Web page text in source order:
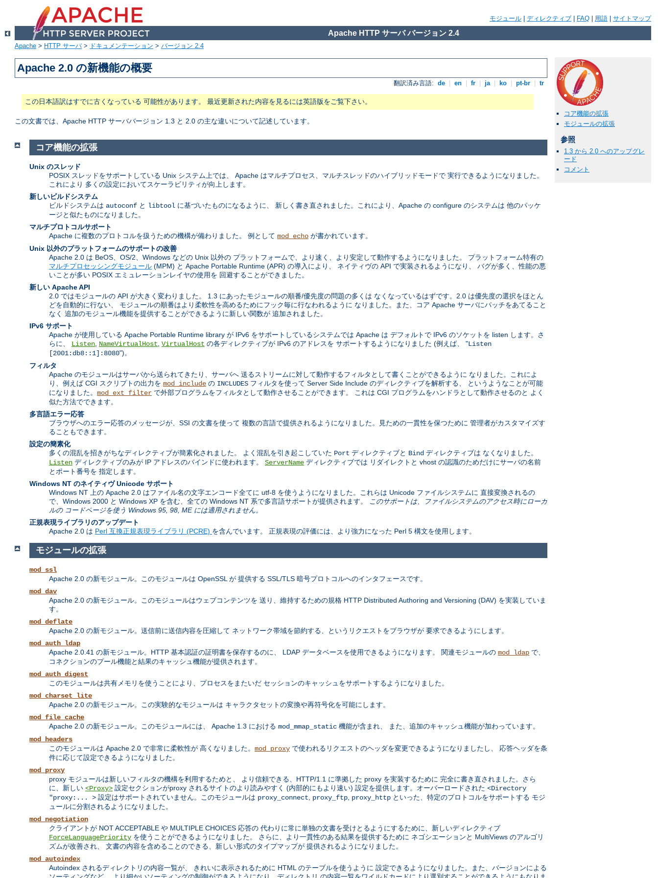
モジュール ディレクティブ FAQ 用語 サイトマップ
Apache HTTP サーバ バージョン 2.4
Apache > HTTP サーバ> ドキュメンテーション > バージョン 2.4
Apache 2.0 の新機能の概要
翻訳済み言語: de en fr ja ko pt-br tr
この日本語訳はすでに古くなっている 可能性があります。 最近更新された内容を見るには英語版をご覧下さい。
この文書では、Apache HTTP サーババージョン 1.3 と 2.0 の主な違いについて記述しています。
コア機能の拡張
モジュールの拡張
参照
1.3 から 2.0 へのアップグレ
ード
コメント
コア機能の拡張
Unix のスレッド
POSIX スレッドをサポートしている Unix システム上では、 Apache はマルチプロセス、マルチスレッドのハイブリッドモードで 実行できるようになりました。
これにより 多くの設定においてスケーラビリティが向上します。
新しいビルドシステム
ビルドシステムは autoconf と libtool に基づいたものになるように、 新しく書き直されました。これにより、Apache の configure のシステムは 他のパッケ
ージと似たものになりました。
マルチプロトコルサポート
Apache に複数のプロトコルを扱うための機構が備わりました。 例として mod_echo が書かれています。
Unix 以外のプラットフォームのサポートの改善
Apache 2.0 は BeOS、OS/2、Windows などの Unix 以外の プラットフォームで、より速く、より安定して動作するようになりました。 プラットフォーム特有の
マルチプロセッシングモジュール (MPM) と Apache Portable Runtime (APR) の導入により、 ネイティヴの API で実装されるようになり、 バグが多く、性能の悪
いことが多い POSIX エミュレーションレイヤの使用を 回避することができました。
新しい Apache API
2.0 ではモジュールの API が大きく変わりました。 1.3 にあったモジュールの順番/優先度の問題の多くは なくなっているはずです。2.0 は優先度の選択をほとん
どを自動的に行ない、 モジュールの順番はより柔軟性を高めるためにフック毎に行なわれるように なりました。また、コア Apache サーバにパッチをあてること
なく 追加のモジュール機能を提供することができるように新しい関数が 追加されました。
IPv6 サポート
Apache が使用している Apache Portable Runtime library が IPv6 をサポートしているシステムでは Apache は デフォルトで IPv6 のソケットを listen します。さ
らに、 Listen NameVirtualHost VirtualHost の各ディレクティブが IPv6 のアドレスを サポートするようになりました (例えば、 "Listen
[2001:db8::1]:8080")。
フィルタ
Apache のモジュールはサーバから送られてきたり、サーバへ 送るストリームに対して動作するフィルタとして書くことができるように なりました。これによ
り、例えば CGI スクリプトの出力を mod_include の INCLUDES フィルタを使って Server Side Include のディレクティブを解析する、 というようなことが可能
になりました。 mod_ext_filter で外部プログラムをフィルタとして動作させることができます。 これは CGI プログラムをハンドラとして動作させるのと よく
似た方法でできます。
多言語エラー応答
ブラウザへのエラー応答のメッセージが、SSI の文書を使って 複数の言語で提供されるようになりました。見ための一貫性を保つために 管理者がカスタマイズす
ることもできます。
設定の簡素化
多くの混乱を招きがちなディレクティブが簡素化されました。 よく混乱を引き起こしていた Port ディレクティブと Bind ディレクティブは なくなりました。
Listen ディレクティブのみが IP アドレスのバインドに使われます。 ServerName ディレクティブでは リダイレクトと vhost の認識のためだけにサーバの名前
とポート番号を 指定します。
Windows NT のネイティヴ Unicode サポート
Windows NT 上の Apache 2.0 はファイル名の文字エンコード全てに utf-8 を使うようになりました。これらは Unicode ファイルシステムに 直接変換されるの
で、Windows 2000 と Windows XP を含む、全ての Windows NT 系で多言語サポートが提供されます。
このサポートは、ファイルシステムのアクセス時にローカ
ルの コードページを使う Windows 95, 98, ME には適用されません。
正規表現ライブラリのアップデート
Apache 2.0 は Perl 互換正規表現ライブラリ (PCRE) を含んでいます。 正規表現の評価には、より強力になった Perl 5 構文を使用します。
モジュールの拡張
mod_ssl
Apache 2.0 の新モジュール。このモジュールは OpenSSL が 提供する SSL/TLS 暗号プロトコルへのインタフェースです。
mod_dav
Apache 2.0 の新モジュール。このモジュールはウェブコンテンツを 送り、維持するための規格 HTTP Distributed Authoring and Versioning (DAV) を実装していま
す。
mod_deflate
Apache 2.0 の新モジュール。送信前に送信内容を圧縮して ネットワーク帯域を節約する、というリクエストをブラウザが 要求できるようにします。
mod_auth_ldap
Apache 2.0.41 の新モジュール。HTTP 基本認証の証明書を保存するのに、 LDAP データベースを使用できるようになります。 関連モジュールの mod_ldap で、
コネクションのプール機能と結果のキャッシュ機能が提供されます。
mod_auth_digest
このモジュールは共有メモリを使うことにより、プロセスをまたいだ セッションのキャッシュをサポートするようになりました。
mod_charset_lite
Apache 2.0 の新モジュール。この実験的なモジュールは キャラクタセットの変換や再符号化を可能にします。
mod_file_cache
Apache 2.0 の新モジュール。このモジュールには、 Apache 1.3 における mod_mmap_static 機能が含まれ、 また、追加のキャッシュ機能が加わっています。
mod_headers
このモジュールは Apache 2.0 で非常に柔軟性が 高くなりました。 mod_proxy で使われるリクエストのヘッダを変更できるようになりましたし、 応答ヘッダを条
件に応じて設定できるようになりました。
mod_proxy
proxy モジュールは新しいフィルタの機構を利用するためと、 より信頼できる、HTTP/1.1 に準拠した proxy を実装するために 完全に書き直されました。さら
に、新しい <Proxy> 設定セクションがproxy されるサイトのより読みやすく (内部的にもより速い) 設定を提供します。オーバーロードされた <Directory
"proxy:... > 設定はサポートされていません。このモジュールは proxy_connect proxy_ftp proxy_http といった、特定のプロトコルをサポートする モジ
ュールに分割されるようになりました。
mod_negotiation
クライアントが NOT ACCEPTABLE や MULTIPLE CHOICES 応答の 代わりに常に単独の文書を受けとるようにするために、新しいディレクティブ
ForceLanguagePriority を使うことができるようになりました。 さらに、より一貫性のある結果を提供するために ネゴシエーションと MultiViews のアルゴリ
ズムが改善され、 文書の内容を含めることのできる、新しい形式のタイプマップが 提供されるようになりました。
mod_autoindex
Autoindex されるディレクトリの内容一覧が、 きれいに表示されるために HTML のテーブルを使うように 設定できるようになりました。また、バージョンによる